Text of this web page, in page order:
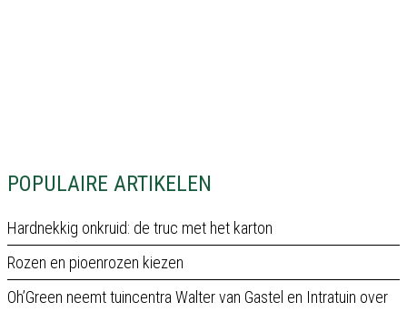
POPULAIRE ARTIKELEN
Hardnekkig onkruid: de truc met het karton
Rozen en pioenrozen kiezen
Oh’Green neemt tuincentra Walter van Gastel en Intratuin over